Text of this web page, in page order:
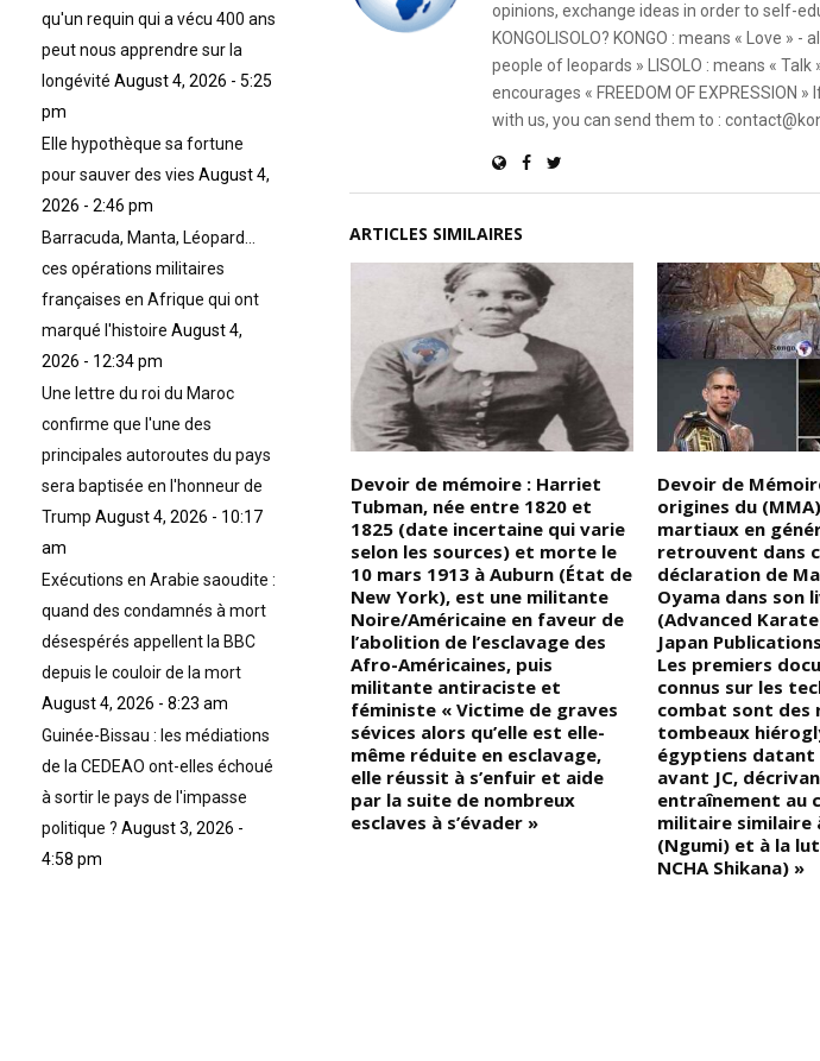
opinions, exchange ideas in order to self-
KONGOLISOLO? KONGO : means « Love
people of leopards » LISOLO : means «
encourages « FREEDOM OF
with us, you can send them to :
ARTICLES SIMILAIRES
Devoir de mémoire: l’aliénation
du beau Kongo, (Du roi
Makoko, & du roi Maloango) !
Chers Kongolais, nous avons
toujours cherché à connaître la
Brazza (italien ou français?)
Soi-disant, il est le fondateur
de la ville de Brazzaville, mais
vous avez oublié que la ville de
MFA existait bien avant
l’arrivée du monsieur en
question au Kongo; « Vous
remarquerez que tous les pays
Africains ont changé les noms
de leurs capitales politiques
qui portaient les noms des
colons, le seul pays qui a gardé
Devoir de mémoire : Harriet
Tubman, née entre 1820 et
1825 (date incertaine qui varie
selon les sources) et morte le
10 mars 1913 à Auburn (État de
New York), est une militante
Noire/Américaine en faveur de
l’abolition de l’esclavage des
Afro-Américaines, puis
militante antiraciste et
féministe « Victime de graves
sévices alors qu’elle est elle-
même réduite en esclavage,
elle réussit à s’enfuir et aide
par la suite de nombreux
esclaves à s’évader »
Devoir de
origines du
martiaux en
retrouvent dans
déclaration de
Oyama dans son
(Advanced
Japan
Les premiers
connus sur les
combat sont des
tombeaux
égyptiens datant
avant JC,
entraînement au
militaire similaire
(Ngumi) et à la
NCHA Shikana) »
qu'un requin qui a vécu 400 ans
peut nous apprendre sur la
longévité August 4, 2026 - 5:25
pm
Elle hypothèque sa fortune
pour sauver des vies August 4,
2026 - 2:46 pm
Barracuda, Manta, Léopard…
ces opérations militaires
françaises en Afrique qui ont
marqué l'histoire August 4,
2026 - 12:34 pm
Une lettre du roi du Maroc
confirme que l'une des
principales autoroutes du pays
sera baptisée en l'honneur de
Trump August 4, 2026 - 10:17
am
Exécutions en Arabie saoudite :
quand des condamnés à mort
désespérés appellent la BBC
depuis le couloir de la mort
August 4, 2026 - 8:23 am
Guinée-Bissau : les médiations
de la CEDEAO ont-elles échoué
à sortir le pays de l'impasse
politique ? August 3, 2026 -
4:58 pm